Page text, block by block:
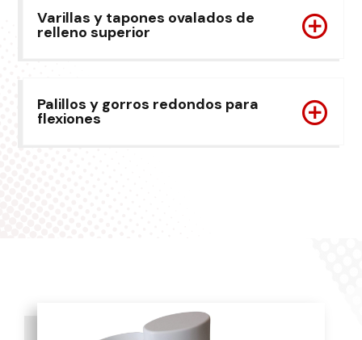
Varillas y tapones ovalados de
relleno superior
Palillos y gorros redondos para
flexiones